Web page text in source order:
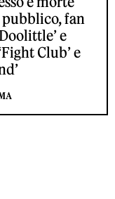
fan
e
Club’ e